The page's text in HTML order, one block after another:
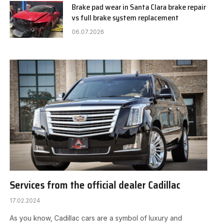
Brake pad wear in Santa Clara brake repair
vs full brake system replacement
06.07.2026
Services from the official dealer Cadillac
17.02.2024
As you know, Cadillac cars are a symbol of luxury and